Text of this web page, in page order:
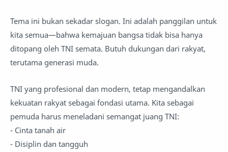
Tema ini bukan sekadar slogan. Ini adalah panggilan untuk
kita semua—bahwa kemajuan bangsa tidak bisa hanya
ditopang oleh TNI semata. Butuh dukungan dari rakyat,
terutama generasi muda.
TNI yang profesional dan modern, tetap mengandalkan
kekuatan rakyat sebagai fondasi utama. Kita sebagai
pemuda harus meneladani semangat juang TNI:
- Cinta tanah air
- Disiplin dan tangguh